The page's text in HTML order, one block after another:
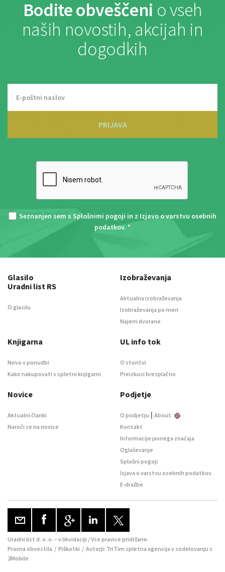
Bodite obveščeni o vseh
naših novostih, akcijah in
dogodkih
PRIJAVA
Seznanjen sem s Splošnimi pogoji in z Izjavo o varstvu osebnih
podatkov. *
Glasilo
Uradni list RS
O glasilu
Izobraževanja
Aktualna izobraževanja
Izobraževanja po meri
Najem dvorane
Knjigarna
Novo v ponudbi
Kako nakupovati v spletni knjigarni
UL info tok
O storitvi
Preizkusi brezplačno
Novice
Aktualni članki
Naroči se na novice
Podjetje
O podjetju | About
Kontakt
Informacije javnega značaja
Oglaševanje
Splošni pogoji
Izjava o varstvu osebnih podatkov
E-dražbe
Uradni list d. o. o. – v likvidaciji / Vse pravice pridržane.
Pravna obvestila / Piškotki / Avtorji: TriTim spletna agencija v sodelovanju z
2Mobile